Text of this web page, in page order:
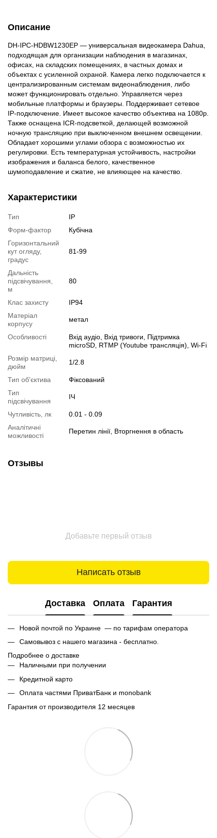
Описание
DH-IPC-HDBW1230EP — универсальная видеокамера Dahua,
подходящая для организации наблюдения в магазинах,
офисах, на складских помещениях, в частных домах и
объектах с усиленной охраной. Камера легко подключается к
централизированным системам видеонаблюдения, либо
может функционировать отдельно. Управляется через
мобильные платформы и браузеры. Поддерживает сетевое
IP-подключение. Имеет высокое качество объектива на 1080p.
Также оснащена ICR-подсветкой, делающей возможной
ночную трансляцию при выключенном внешнем освещении.
Обладает хорошими углами обзора с возможностью их
регулировки. Есть температурная устойчивость, настройки
изображения и баланса белого, качественное
шумоподавление и сжатие, не влияющее на качество.
Характеристики
Тип
IP
Форм-фактор
Кубічна
Горизонтальний
кут огляду,
градус
81-99
Дальність
підсвічування,
м
80
Клас захисту
IP94
Матеріал
корпусу
метал
Особливості
Вхід аудіо, Вхід тривоги, Підтримка
microSD, RTMP (Youtube трансляція), Wi-Fi
Розмір матриці,
дюйм
1/2.8
Тип об'єктива
Фіксований
Тип
підсвічування
ІЧ
Чутливість, лк
0.01 - 0.09
Аналітичні
можливості
Перетин лінії, Вторгнення в область
Отзывы
Добавьте первый отзыв
Написать отзыв
Доставка Оплата Гарантия
Новой почтой по Украине — по тарифам оператора
Самовывоз с нашего магазина - бесплатно.
Подробнее о доставке
Наличными при получении
Кредитной карто
Оплата частями ПриватБанк и monobank
Гарантия от производителя 12 месяцев